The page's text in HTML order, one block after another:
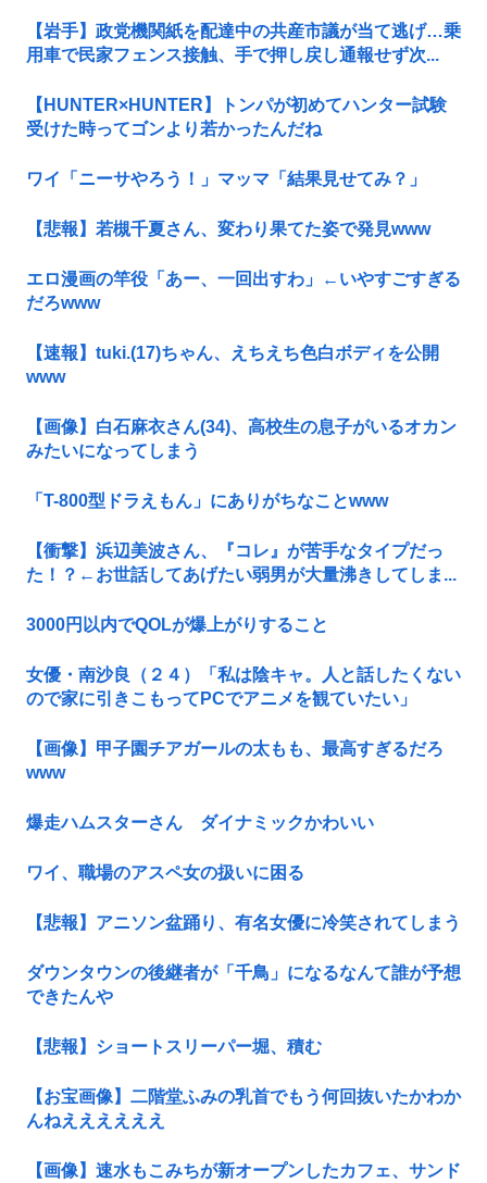
【岩手】政党機関紙を配達中の共産市議が当て逃げ…乗
用車で民家フェンス接触、手で押し戻し通報せず次...
【HUNTER×HUNTER】トンパが初めてハンター試験
受けた時ってゴンより若かったんだね
ワイ「ニーサやろう！」マッマ「結果見せてみ？」
【悲報】若槻千夏さん、変わり果てた姿で発見www
エロ漫画の竿役「あー、一回出すわ」←いやすごすぎる
だろwww
【速報】tuki.(17)ちゃん、えちえち色白ボディを公開
www
【画像】白石麻衣さん(34)、高校生の息子がいるオカン
みたいになってしまう
「T-800型ドラえもん」にありがちなことwww
【衝撃】浜辺美波さん、『コレ』が苦手なタイプだっ
た！？←お世話してあげたい弱男が大量沸きしてしま...
3000円以内でQOLが爆上がりすること
女優・南沙良（２４）「私は陰キャ。人と話したくない
ので家に引きこもってPCでアニメを観ていたい」
【画像】甲子園チアガールの太もも、最高すぎるだろ
www
爆走ハムスターさん ダイナミックかわいい
ワイ、職場のアスペ女の扱いに困る
【悲報】アニソン盆踊り、有名女優に冷笑されてしまう
ダウンタウンの後継者が「千鳥」になるなんて誰が予想
できたんや
【悲報】ショートスリーパー堀、積む
【お宝画像】二階堂ふみの乳首でもう何回抜いたかわか
んねええええええ
【画像】速水もこみちが新オープンしたカフェ、サンド